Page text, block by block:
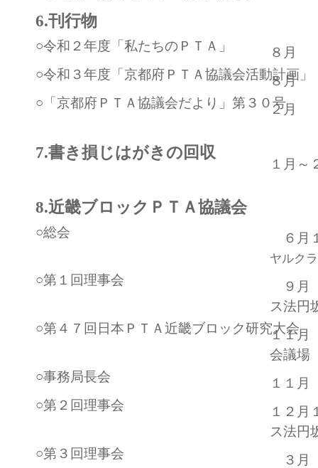
6.刊行物
○令和２年度「私たちのＰＴＡ」
８月
○令和３年度「京都府ＰＴＡ協議会活動計画」
８月
○「京都府ＰＴＡ協議会だより」第３０号
２月
7.書き損じはがきの回収
１月～
8.近畿ブロックＰＴＡ協議会
○総会 ６月
ヤルク
○第１回理事会
９月
ス法円
○第４７回日本ＰＴＡ近畿ブロック研究大会
１１月
会議場
○事務局長会
１
○第２回理事会
１２月
ス法円
○第３回理事会
３月